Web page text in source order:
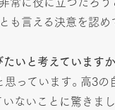
も言える決意を認め
いと考えていますか
思っています。高3
ないことに驚きま